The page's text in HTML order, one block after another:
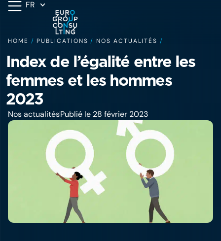
FR
HOME / PUBLICATIONS /NOS ACTUALITÉS /
Index de l’égalité entre les
femmes et les hommes
2023
Nos actualitésPublié le 28 février 2023